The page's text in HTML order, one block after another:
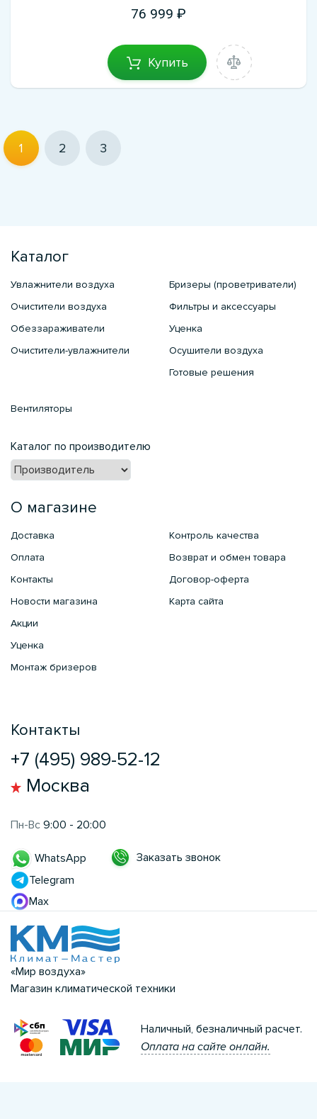
76 999
Купить
1 2 3
Каталог
Увлажнители воздуха
Очистители воздуха
Обеззараживатели
Очистители-увлажнители
Бризеры (проветриватели)
Фильтры и аксессуары
Уценка
Осушители воздуха
Готовые решения
Вентиляторы
Каталог по производителю
О магазине
Доставка
Оплата
Контакты
Новости магазина
Акции
Уценка
Монтаж бризеров
Контроль качества
Возврат и обмен товара
Договор-оферта
Карта сайта
Контакты
+7 (495) 989-52-12
Москва
Пн-Вс 9:00 - 20:00
WhatsApp
Telegram
Max
Заказать звонок
«Мир воздуха»
Магазин климатической техники
Наличный, безналичный расчет.
Оплата на сайте онлайн.